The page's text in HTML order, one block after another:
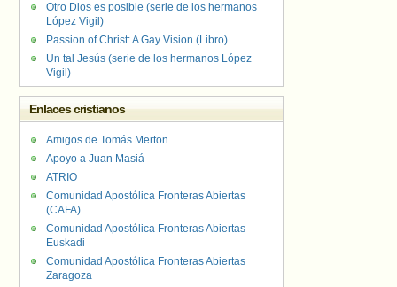
Otro Dios es posible (serie de los hermanos
López Vigil)
Passion of Christ: A Gay Vision (Libro)
Un tal Jesús (serie de los hermanos López
Vigil)
Enlaces cristianos
Amigos de Tomás Merton
Apoyo a Juan Masiá
ATRIO
Comunidad Apostólica Fronteras Abiertas
(CAFA)
Comunidad Apostólica Fronteras Abiertas
Euskadi
Comunidad Apostólica Fronteras Abiertas
Zaragoza